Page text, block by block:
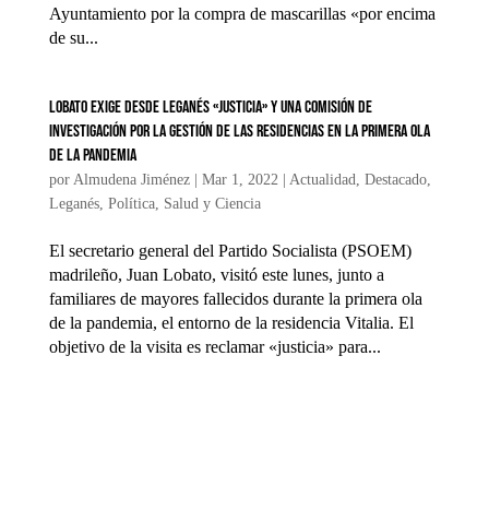
Ayuntamiento por la compra de mascarillas «por encima
de su...
Lobato exige desde Leganés «justicia» y una comisión de
investigación por la gestión de las residencias en la primera ola
de la pandemia
por Almudena Jiménez| Mar 1, 2022 | Actualidad Destacado,
Leganés, Política, Salud y Ciencia
El secretario general del Partido Socialista (PSOEM)
madrileño, Juan Lobato, visitó este lunes, junto a
familiares de mayores fallecidos durante la primera ola
de la pandemia, el entorno de la residencia Vitalia. El
objetivo de la visita es reclamar «justicia» para...